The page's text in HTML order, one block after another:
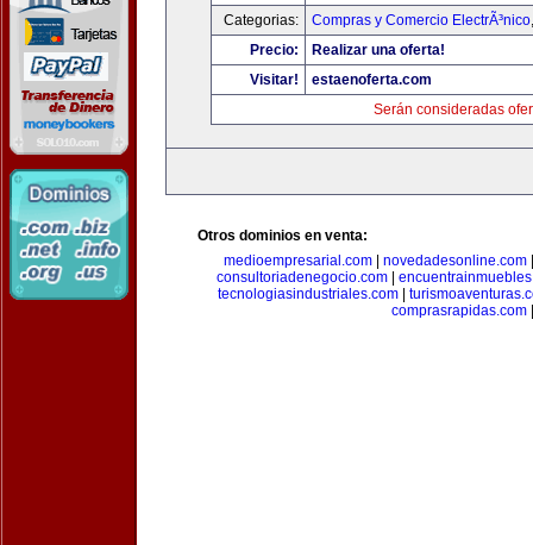
Categorias:
Compras y Comercio ElectrÃ³nico
Precio:
Realizar una oferta!
Visitar!
estaenoferta.com
Serán consideradas
Otros dominios en venta:
medioempresarial.com| novedadesonline.com
consultoriadenegocio.com|
tecnologiasindustriales.com|
comprasrapidas.com